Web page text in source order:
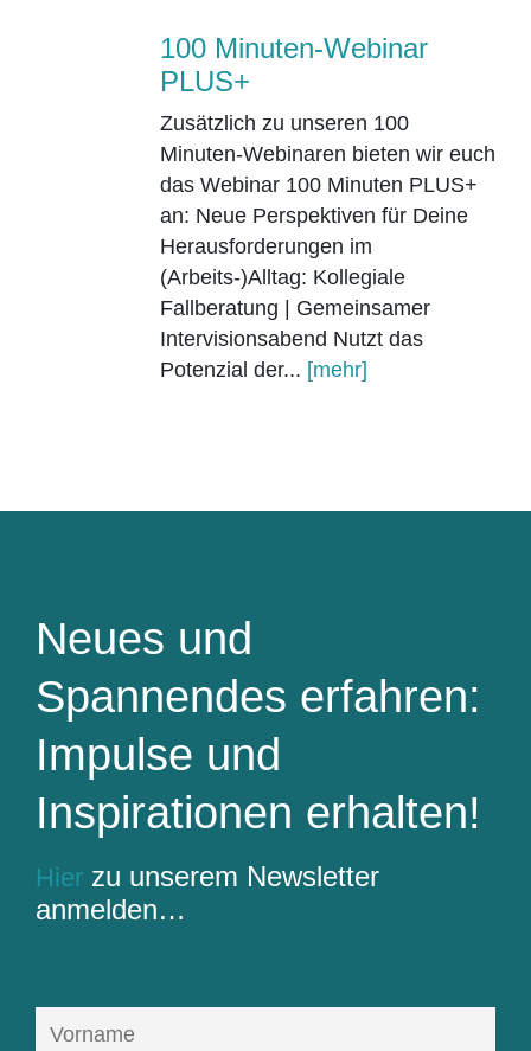
100 Minuten-Webinar
PLUS+
Zusätzlich zu unseren 100
Minuten-Webinaren bieten wir euch
das Webinar 100 Minuten PLUS+
an: Neue Perspektiven für Deine
Herausforderungen im
(Arbeits-)Alltag: Kollegiale
Fallberatung | Gemeinsamer
Intervisionsabend Nutzt das
Potenzial der... [mehr]
Neues und
Spannendes erfahren:
Impulse und
Inspirationen erhalten!
Hier zu unserem Newsletter
anmelden…